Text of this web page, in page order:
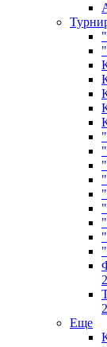
Еще